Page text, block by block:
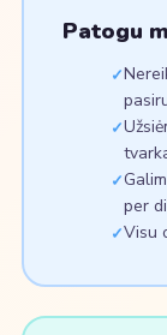
Patogu
per
Visu